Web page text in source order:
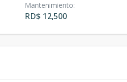
Mantenimiento:
RD$ 12,500